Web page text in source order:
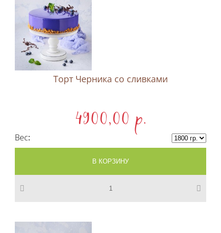
Торт Черника со сливками
4900,00 p.
Вес